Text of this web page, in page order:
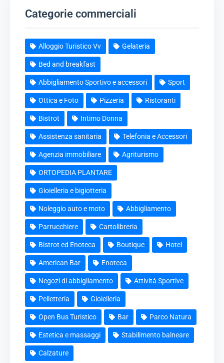
Categorie commerciali
Alloggio Turistico Vv Gelateria
Bed and breakfast
Abbigliamento Sportivo e accessori Sport
Ottica e Foto Pizzeria Ristoranti
Bistrot Intimo Donna
Assistenza sanitaria Telefonia e Accessori
Agenzia immobiliare Agriturismo
ORTOPEDIA PLANTARE
Gioielleria e bigiotteria
Noleggio auto e moto Abbigliamento
Parrucchiere Cartolibreria
Bistrot ed Enoteca Boutique Hotel
American Bar Enoteca
Negozi di abbigliamento Attività Sportive
Pelletteria Gioielleria
Open Bus Turistico Bar Parco Natura
Estetica e massaggi Stabilimento balneare
Calzature